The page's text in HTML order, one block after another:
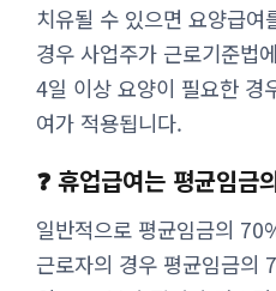
치유될 수 있으면 요양급여
경우 사업주가 근로기준법
4일 이상 요양이 필요한 경
여가 적용됩니다.
❓ 휴업급여는 평균임금
일반적으로 평균임금의
근로자의 경우 평균임금의